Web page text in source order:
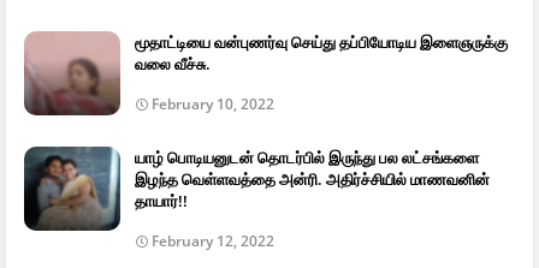
மூதாட்டியை வன்புணர்வு செய்து தப்பியோடிய இளைஞருக்கு
வலை வீச்சு.
February 10, 2022
யாழ் பொடியனுடன் தொடர்பில் இருந்து பல லட்சங்களை
இழந்த வெள்ளவத்தை அன்ரி. அதிர்ச்சியில் மாணவனின்
தாயார்!!
February 12, 2022